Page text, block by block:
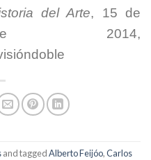
del Arte, 15 de
2014,
and taggedAlberto Feijóo,Carlos